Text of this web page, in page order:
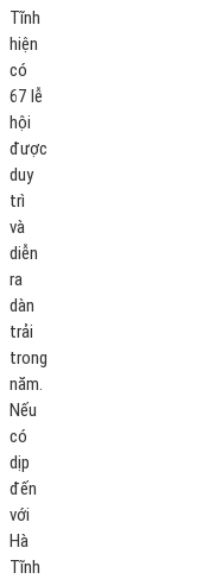
Tĩnh
hiện
có
67 lễ
hội
được
duy
trì
và
diễn
ra
dàn
trải
trong
năm.
Nếu
có
dịp
đến
với
Hà
Tĩnh